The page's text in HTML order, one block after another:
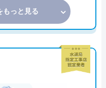
もっと見る